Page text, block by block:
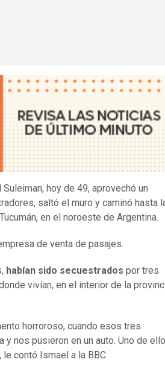
hoy de 49, aprovechó un
saltó el muro y caminó hasta
en el noroeste de Argentina.
de venta de pasajes.
habían sido secuestrados por tres
vivían, en el interior de la
horroroso, cuando esos tres
y nos pusieron en un auto. Uno de
contó Ismael a la BBC.